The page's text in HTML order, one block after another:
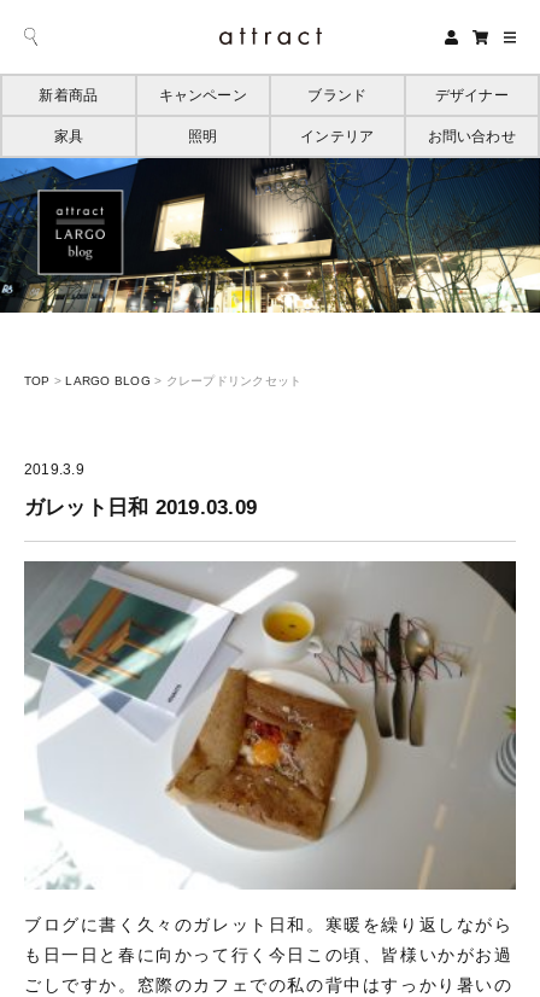
新着商品 キャンペーン ブランド デザイナー
家具 照明 インテリア お問い合わせ
TOP > LARGO BLOG > クレープドリンクセット
2019.3.9
ガレット日和 2019.03.09
ブログに書く久々のガレット日和。寒暖を繰り返しながら
も日一日と春に向かって行く今日この頃、皆様いかがお過
ごしですか。窓際のカフェでの私の背中はすっかり暑いの